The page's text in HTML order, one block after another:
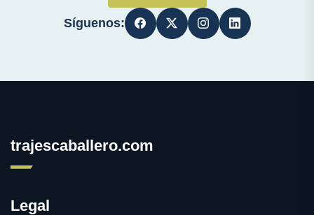
Síguenos:
trajescaballero.com
Legal